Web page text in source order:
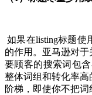
如果在listing标题使
的作用。亚马逊对
要顾客的搜索词包
整体词组和转化率
阶梯，即使你不把